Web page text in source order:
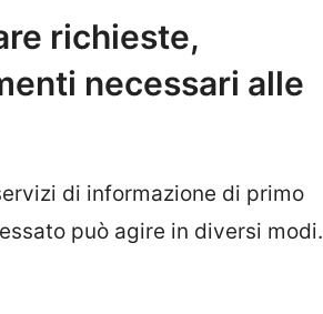
richieste,
necessari alle
di informazione di primo
può agire in diversi modi.